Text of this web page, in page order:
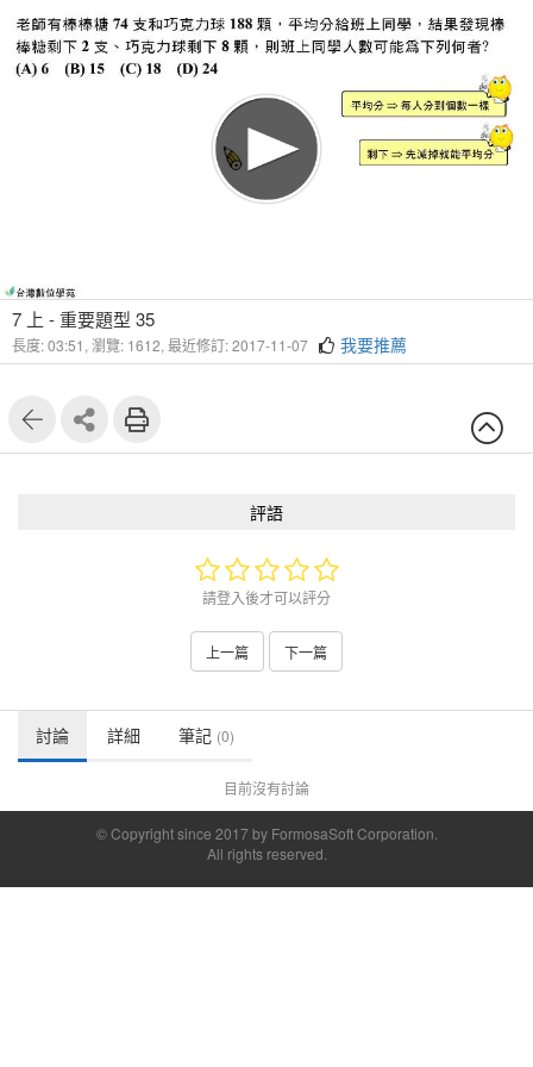
7 上 - 重要題型 35
長度: 03:51, 瀏覽: 1612, 最近修訂: 2017-11-07 我要推薦
評語
請登入後才可以評分
上一篇 下一篇
討論 詳細 筆記 (0)
目前沒有討論
© Copyright since 2017 by FormosaSoft Corporation.
All rights reserved.